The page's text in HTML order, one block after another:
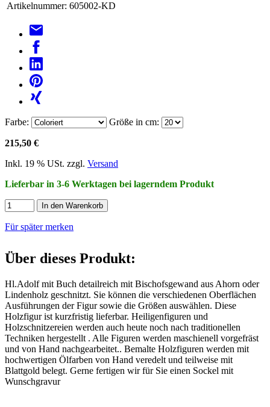
Artikelnummer: 605002-KD
Farbe: Größe in cm:
215,50 €
Inkl. 19 % USt. zzgl. Versand
Lieferbar in 3-6 Werktagen bei lagerndem Produkt
In den Warenkorb
Für später merken
Über dieses Produkt:
Hl.Adolf mit Buch detailreich mit Bischofsgewand aus Ahorn oder
Lindenholz geschnitzt. Sie können die verschiedenen Oberflächen
Ausführungen der Figur sowie die Größen auswählen. Diese
Holzfigur ist kurzfristig lieferbar. Heiligenfiguren und
Holzschnitzereien werden auch heute noch nach traditionellen
Techniken hergestellt . Alle Figuren werden maschienell vorgefräst
und von Hand nachgearbeitet.. Bemalte Holzfiguren werden mit
hochwertigen Ölfarben von Hand veredelt und teilweise mit
Blattgold belegt. Gerne fertigen wir für Sie einen Sockel mit
Wunschgravur